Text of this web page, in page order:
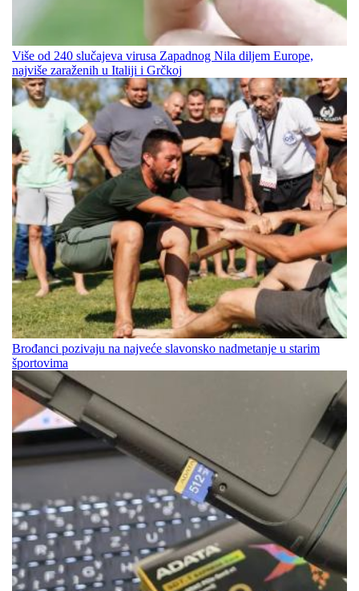
Više od 240 slučajeva virusa Zapadnog Nila diljem Europe,
najviše zaraženih u Italiji i Grčkoj
Brođanci pozivaju na najveće slavonsko nadmetanje u starim
športovima